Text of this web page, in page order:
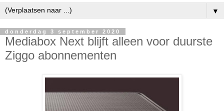
▼
donderdag 3 september 2020
Mediabox Next blijft alleen voor duurste
Ziggo abonnementen